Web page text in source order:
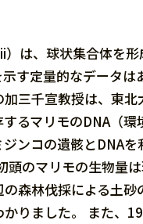
は、球状集合体を
す定量的なデータは
三千宣教授は、東
るマリモのDNA（
ンコの遺骸とDNA
のマリモの生物量
森林伐採による土砂
りました。 また、